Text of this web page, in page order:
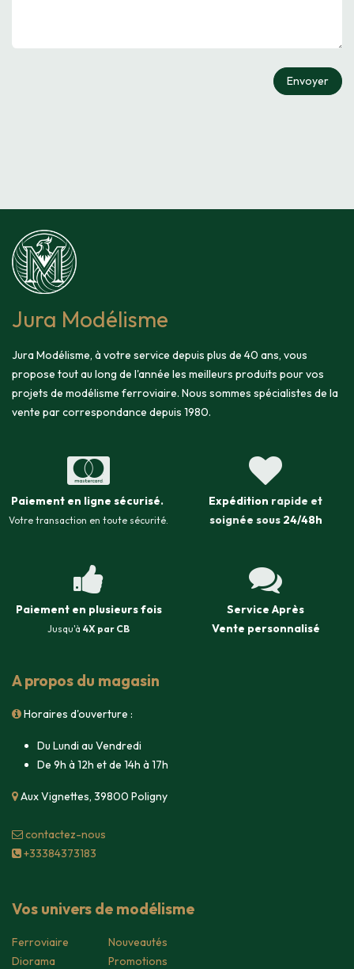
Envoyer
Jura Modélisme
Jura Modélisme, à votre service depuis plus de 40 ans, vous
propose tout au long de l'année les meilleurs produits pour vos
projets de modélisme ferroviaire. Nous sommes spécialistes de la
vente par correspondance depuis 1980.
Paiement en ligne sécurisé.
Votre transaction en toute sécurité.
Expédition rapide et
soignée sous 24/48h
Paiement en plusieurs fois
Jusqu'à 4X par CB
Service Après
Vente personnalisé
A propos du magasin
Horaires d'ouverture :
Du Lundi au Vendredi
De 9h à 12h et de 14h à 17h
Aux Vignettes, 39800 Poligny
contacte​z-nous
+33384373183
Vos univers de modélisme
Ferroviaire
Diorama
Nouveautés
Promotions